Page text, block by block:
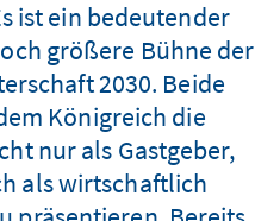
ist ein bedeutender
größere Bühne der
2030. Beide
Königreich die
nur als Gastgeber,
als wirtschaftlich